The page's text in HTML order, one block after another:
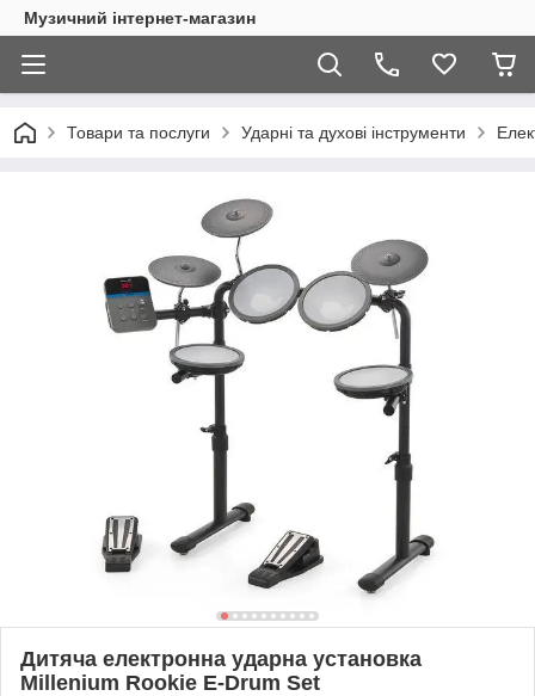
Музичний інтернет-магазин
Товари та послуги Ударні та духові інструменти
Дитяча електронна ударна установка
Millenium Rookie E-Drum Set